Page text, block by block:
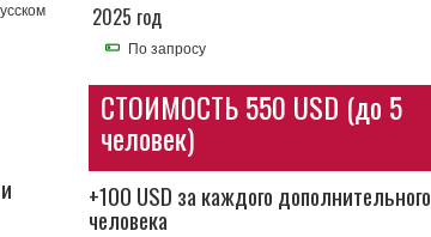
2025 год
По запросу
СТОИМОСТЬ 550 USD (до 5
человек)
+100 USD за каждого дополнительного
человека